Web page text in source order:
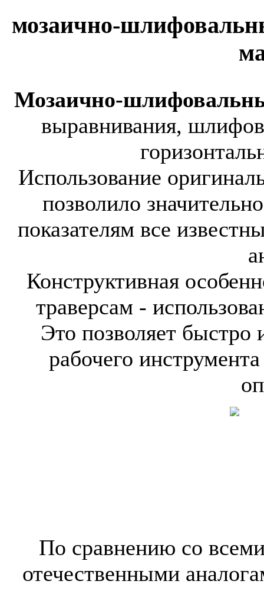
мозаично-
Мозаично-
выравнивания,
Использование
позволило
показателям все
Конструктивная
траверсам -
Это позволяет быстро
рабочего
По сравнению со
отечественными